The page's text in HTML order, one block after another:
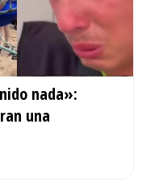
nada»:
una